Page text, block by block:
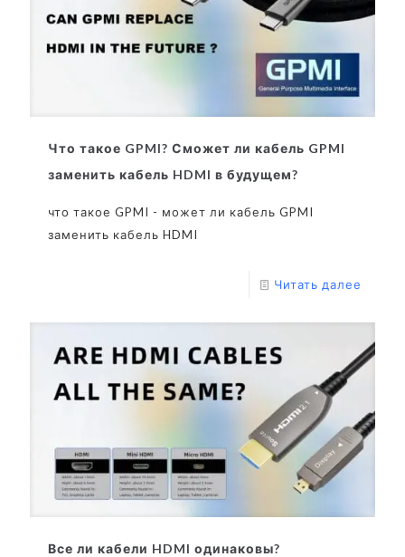
Что такое GPMI? Сможет ли кабель GPMI
заменить кабель HDMI в будущем?
что такое GPMI - может ли кабель GPMI
заменить кабель HDMI
Читать далее
Все ли кабели HDMI одинаковы?